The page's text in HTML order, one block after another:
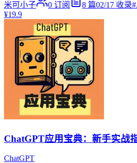
米可小子 0 订阅 8 篇02/17 收录#
¥19.9
ChatGPT应用宝典：新手实战
ChatGPT